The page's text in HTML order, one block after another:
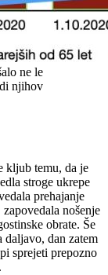
ne le
njihov
kljub temu, da je
stroge ukrepe
prehajanje
nošenje
obrate. Še
daljavo, dan zatem
sprejeti prepozno